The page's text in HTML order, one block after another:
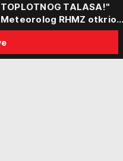
TOPLOTNOG TALASA!"
Meteorolog RHMZ otkrio
kakvo vreme nas čeka do
kraja avgusta